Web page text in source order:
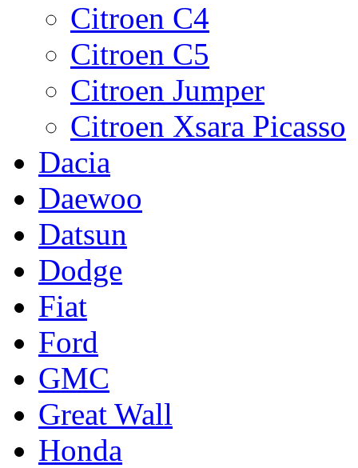
Citroen C4
Citroen C5
Citroen Jumper
Citroen Xsаrа Picasso
Dacia
Daewoo
Datsun
Dodge
Fiat
Ford
GMC
Great Wall
Honda